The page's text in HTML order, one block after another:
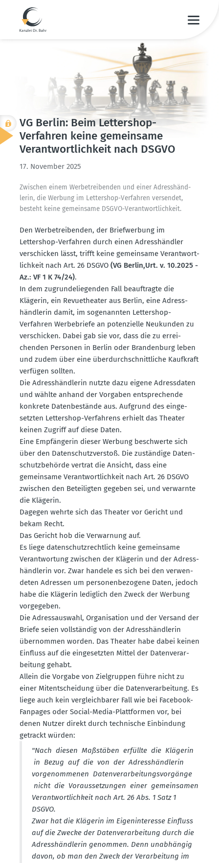
VG Berlin: Beim Lettershop-
Verfahren keine gemeinsame
Verant­wort­lichkeit nach DSGVO
17. November 2025
Zwischen einem Werbe­trei­benden und einer Adress­händ­
lerin, die Werbung im Lettershop-Verfahren versendet,
besteht keine gemeinsame DSGVO-Verant­wort­lichkeit.
Den Werbe­trei­benden, der Brief­werbung im
Lettershop-Verfahren durch einen Adress­händler
verschicken lässt, trifft keine gemeinsame Verant­wort­
lichkeit nach Art. 26 DSGVO (VG Berlin,Urt. v. 10.2025 -
Az.: VF 1 K 74/24).
In dem zugrun­de­lie­genden Fall beauf­tragte die
Klägerin, ein Revue­theater aus Berlin, eine Adress­
händ­lerin damit, im sogenannten Lettershop-
Verfahren Werbe­briefe an poten­zielle Neukunden zu
verschicken. Dabei gab sie vor, dass die zu errei­
chenden Personen in Berlin oder Brandenburg leben
und zudem über eine überdurch­schnitt­liche Kaufkraft
verfügen sollten.
Die Adress­händ­lerin nutzte dazu eigene Adress­daten
und wählte anhand der Vorgaben entspre­chende
konkrete Daten­be­stände aus. Aufgrund des einge­
setzten Lettershop-Verfahrens erhielt das Theater
keinen Zugriff auf diese Daten.
Eine Empfän­gerin dieser Werbung beschwerte sich
über den Daten­schutz­verstoß. Die zuständige Daten­
schutz­be­hörde vertrat die Ansicht, dass eine
gemeinsame Verant­wort­lichkeit nach Art. 26 DSGVO
zwischen den Betei­ligten gegeben sei, und verwarnte
die Klägerin.
Dagegen wehrte sich das Theater vor Gericht und
bekam Recht.
Das Gericht hob die Verwarnung auf.
Es liege daten­schutz­rechtlich keine gemeinsame
Verant­wortung zwischen der Klägerin und der Adress­
händ­lerin vor. Zwar handele es sich bei den verwen­
deten Adressen um perso­nen­be­zogene Daten, jedoch
habe die Klägerin lediglich den Zweck der Werbung
vorge­geben.
Die Adress­auswahl, Organi­sation und der Versand der
Briefe seien vollständig von der Adress­händ­lerin
übernommen worden. Das Theater habe dabei keinen
Einfluss auf die einge­setzten Mittel der Daten­ver­ar­
beitung gehabt.
Allein die Vorgabe von Zielgruppen führe nicht zu
einer Mitent­scheidung über die Daten­ver­ar­beitung. Es
liege auch kein vergleich­barer Fall wie bei Facebook-
Fanpages oder Social-Media-Platt­formen vor, bei
denen Nutzer direkt durch technische Einbindung
getrackt würden:
"Nach diesen Maßstäben erfüllte die Klägerin
in Bezug auf die von der Adress­händ­lerin
vorge­nom­menen Daten­ver­ar­bei­tungs­vor­gänge
nicht die Voraus­set­zungen einer gemein­samen
Verant­wort­lichkeit nach Art. 26 Abs. 1 Satz 1
DSGVO.
Zwar hat die Klägerin im Eigen­in­teresse Einfluss
auf die Zwecke der Daten­ver­ar­beitung durch die
Adress­händ­lerin genommen. Denn unabhängig
davon, ob man den Zweck der Verar­beitung im